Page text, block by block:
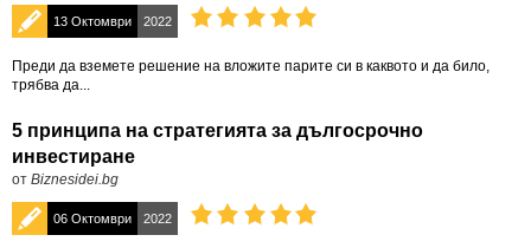
13 Октомври 2022
Преди да вземете решение на вложите парите си в каквото и да било,
трябва да...
5 принципа на стратегията за дългосрочно
инвестиране
от Biznesidei.bg
06 Октомври 2022